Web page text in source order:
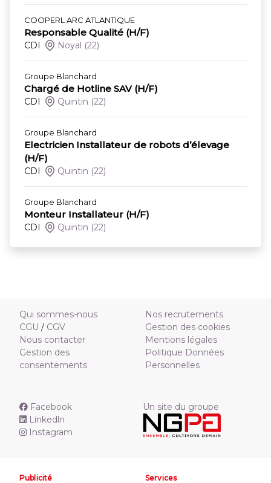
COOPERL ARC ATLANTIQUE
Responsable Qualité (H/F)
CDI Noyal (22)
Groupe Blanchard
Chargé de Hotline SAV (H/F)
CDI Quintin (22)
Groupe Blanchard
Electricien Installateur de robots d’élevage
(H/F)
CDI Quintin (22)
Groupe Blanchard
Monteur Installateur (H/F)
CDI Quintin (22)
Qui sommes-nous
CGU / CGV
Nous contacter
Gestion des
consentements
Nos recrutements
Gestion des cookies
Mentions légales
Politique Données
Personnelles
Facebook
Linkedln
Instagram
Un site du groupe
Publicité Services